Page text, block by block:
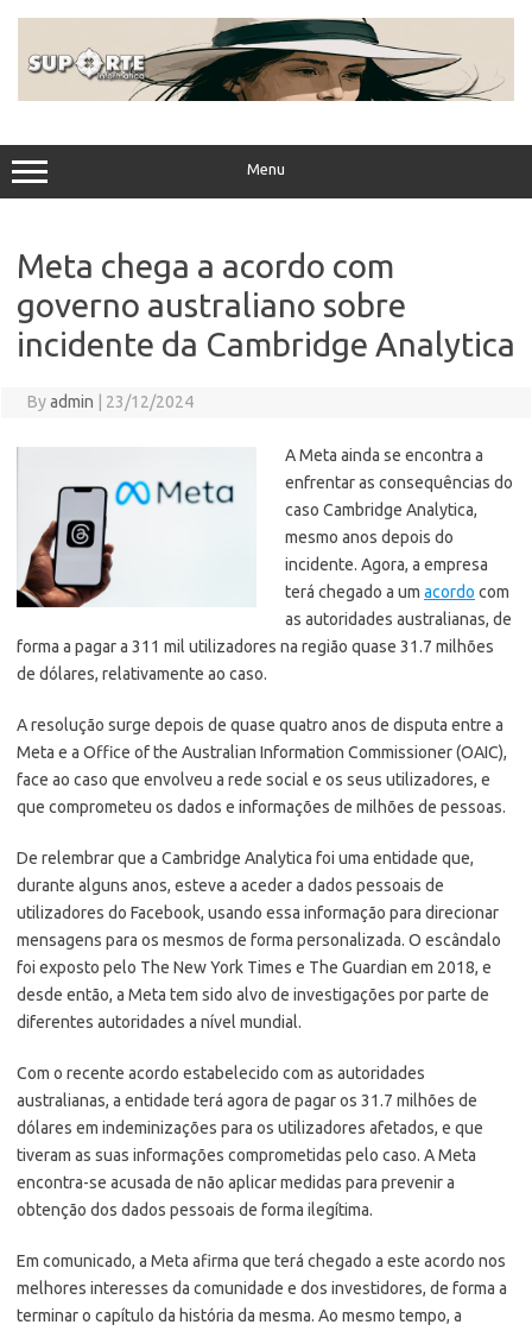
Menu
Meta chega a acordo com
governo australiano sobre
incidente da Cambridge Analytica
Byadmin 23/12/2024
A Meta ainda se encontra a
enfrentar as consequências do
caso Cambridge Analytica,
mesmo anos depois do
incidente. Agora, a empresa
terá chegado a um acordo com
as autoridades australianas, de
forma a pagar a 311 mil utilizadores na região quase 31.7 milhões
de dólares, relativamente ao caso.
A resolução surge depois de quase quatro anos de disputa entre a
Meta e a Office of the Australian Information Commissioner (OAIC),
face ao caso que envolveu a rede social e os seus utilizadores, e
que comprometeu os dados e informações de milhões de pessoas.
De relembrar que a Cambridge Analytica foi uma entidade que,
durante alguns anos, esteve a aceder a dados pessoais de
utilizadores do Facebook, usando essa informação para direcionar
mensagens para os mesmos de forma personalizada. O escândalo
foi exposto pelo The New York Times e The Guardian em 2018, e
desde então, a Meta tem sido alvo de investigações por parte de
diferentes autoridades a nível mundial.
Com o recente acordo estabelecido com as autoridades
australianas, a entidade terá agora de pagar os 31.7 milhões de
dólares em indeminizações para os utilizadores afetados, e que
tiveram as suas informações comprometidas pelo caso. A Meta
encontra-se acusada de não aplicar medidas para prevenir a
obtenção dos dados pessoais de forma ilegítima.
Em comunicado, a Meta afirma que terá chegado a este acordo nos
melhores interesses da comunidade e dos investidores, de forma a
terminar o capítulo da história da mesma. Ao mesmo tempo, a